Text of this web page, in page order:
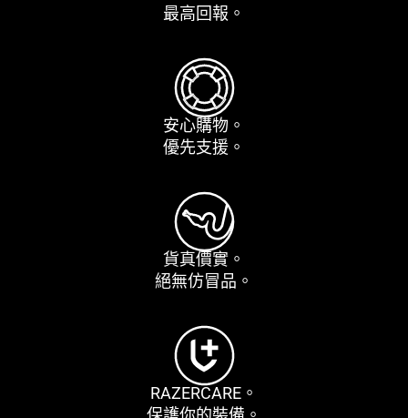
最高回報 。
安心購物 。
優先支援 。
貨真價實 。
絕無仿冒品 。
RAZERCARE。